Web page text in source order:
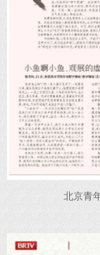
北京青